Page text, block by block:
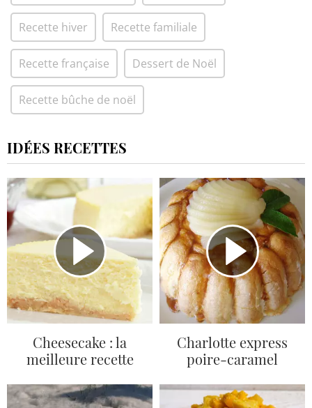
Recette hiver Recette familiale
Recette française Dessert de Noël
Recette bûche de noël
IDÉES RECETTES
Cheesecake : la
meilleure recette
Charlotte express
poire-caramel